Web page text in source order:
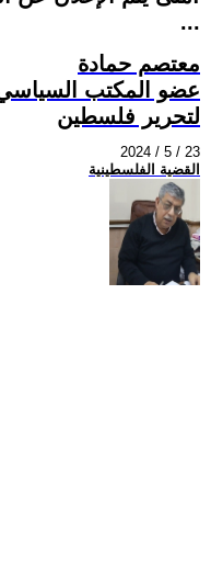
...
معتصم حمادة
عضو المكتب السياسي
لتحرير فلسطين
2024 / 5 / 23
القضية الفلسطينية